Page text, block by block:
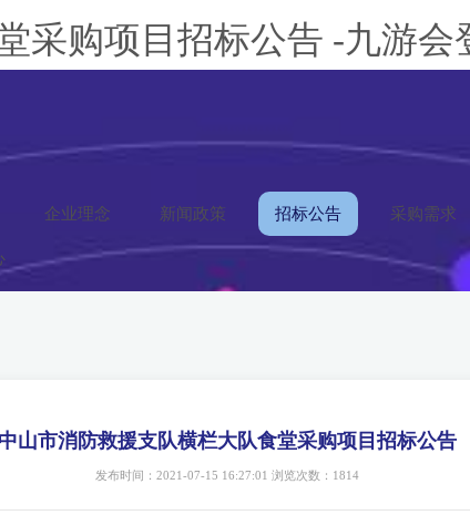
采购项目招标公告 -九游会
企业理念 新闻政策 招标公告 采购需求
中山市消防救援支队横栏大队食堂采购项目招标公告
发布时间：2021-07-15 16:27:01 浏览次数：1814